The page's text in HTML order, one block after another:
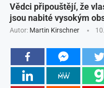
Vědci připouštějí, že
jsou nabité vysokým
Autor: Martin Kirschner